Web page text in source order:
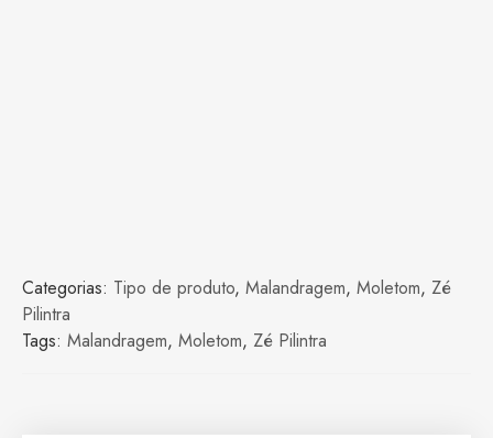
Categorias: Tipo de produto, Malandragem, Moletom, Zé
Pilintra
Tags: Malandragem, Moletom, Zé Pilintra